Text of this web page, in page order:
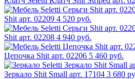
Shit арт. 02209 4 520 руб.
Shit арт. 02208 4 940 руб.
Цепочка Shit арт. 02206 5 460 руб.
Зеркало Shit Small арт. 17104 3 680